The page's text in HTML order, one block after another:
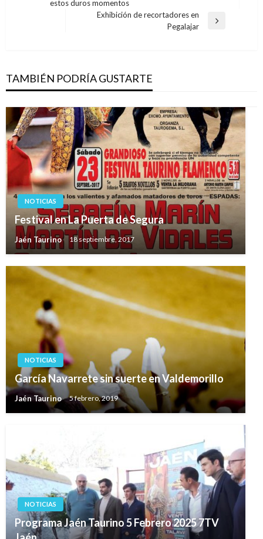
anteriorestos duros momentos
Exhibición de recortadores en
Pegalajar
TAMBIÉN PODRÍA GUSTARTE
NOTICIAS
Festival en La Puerta de Segura
Jaén Taurino 18 septiembre, 2017
NOTICIAS
García Navarrete sin suerte en Valdemorillo
Jaén Taurino 5 febrero, 2019
NOTICIAS
Programa Jaén Taurino 5 Febrero 2025 7TV